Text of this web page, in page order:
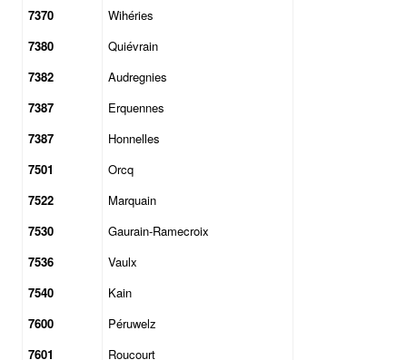
7370
Wihéries
7380
Quiévrain
7382
Audregnies
7387
Erquennes
7387
Honnelles
7501
Orcq
7522
Marquain
7530
Gaurain-Ramecroix
7536
Vaulx
7540
Kain
7600
Péruwelz
7601
Roucourt